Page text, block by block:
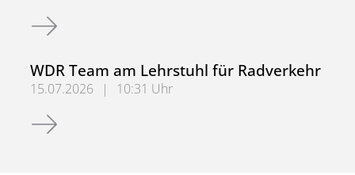
BAST Projekt an der BUW
WDR Team am Lehrstuhl für Radverkehr
15.07.2026 |
10:31 Uhr
WDR Team am Lehrstuhl für Radverkehr